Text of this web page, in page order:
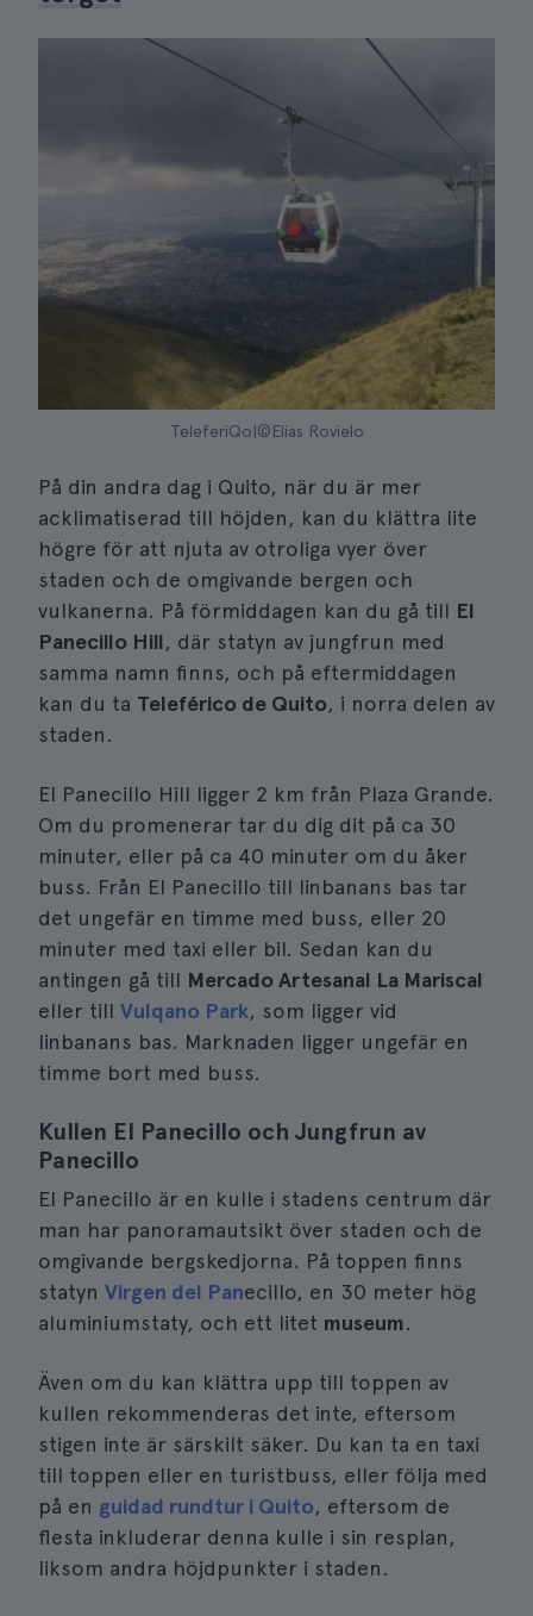
TeleferiQo|©Elias Rovielo
På din andra dag i Quito, när du är mer
acklimatiserad till höjden, kan du klättra lite
högre för att njuta av otroliga vyer över
staden och de omgivande bergen och
vulkanerna. På förmiddagen kan du gå till El
Panecillo Hill, där statyn av jungfrun med
samma namn finns, och på eftermiddagen
kan du ta Teleférico de Quito, i norra delen av
staden.
El Panecillo Hill ligger 2 km från Plaza Grande.
Om du promenerar tar du dig dit på ca 30
minuter, eller på ca 40 minuter om du åker
buss. Från El Panecillo till linbanans bas tar
det ungefär en timme med buss, eller 20
minuter med taxi eller bil. Sedan kan du
antingen gå till Mercado Artesanal La Mariscal
eller till Vulqano Park, som ligger vid
linbanans bas. Marknaden ligger ungefär en
timme bort med buss.
Kullen El Panecillo och Jungfrun av
Panecillo
El Panecillo är en kulle i stadens centrum där
man har panoramautsikt över staden och de
omgivande bergskedjorna. På toppen finns
statyn Virgen del Panecillo, en 30 meter hög
aluminiumstaty, och ett litet museum.
Även om du kan klättra upp till toppen av
kullen rekommenderas det inte, eftersom
stigen inte är särskilt säker. Du kan ta en taxi
till toppen eller en turistbuss, eller följa med
på en guidad rundtur i Quito, eftersom de
flesta inkluderar denna kulle i sin resplan,
liksom andra höjdpunkter i staden.